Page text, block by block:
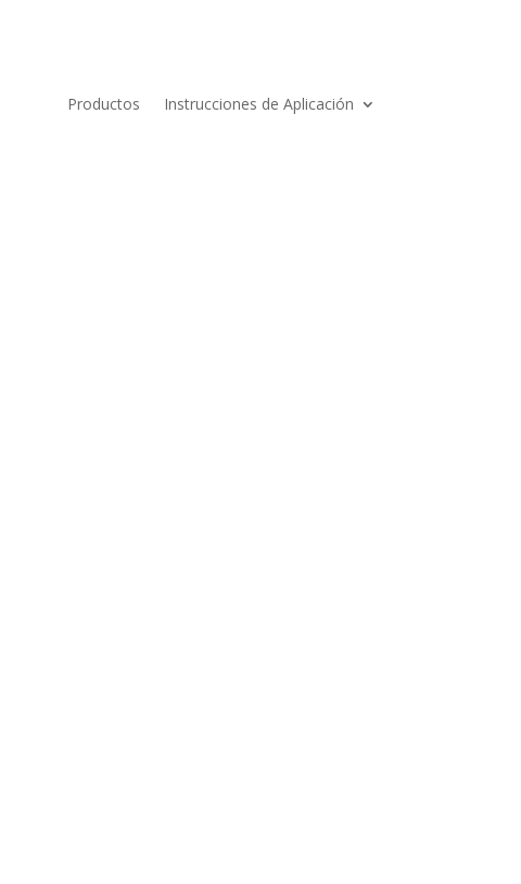
Productos Instrucciones de Aplicación